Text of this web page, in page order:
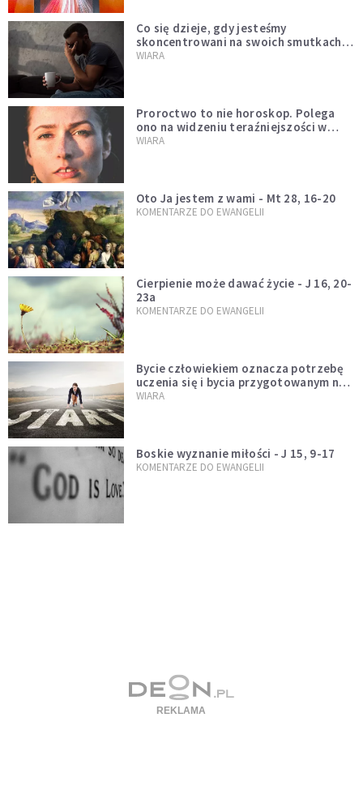
Co się dzieje, gdy jesteśmy
skoncentrowani na swoich smutkach?
Mówi o tym św. Jan
WIARA
Proroctwo to nie horoskop. Polega
ono na widzeniu teraźniejszości w
świetle przeszłości Jezusa
WIARA
Oto Ja jestem z wami - Mt 28, 16-20
KOMENTARZE DO EWANGELII
Cierpienie może dawać życie - J 16, 20-
23a
KOMENTARZE DO EWANGELII
Bycie człowiekiem oznacza potrzebę
uczenia się i bycia przygotowanym na
nowość każdej sytuacji
WIARA
Boskie wyznanie miłości - J 15, 9-17
KOMENTARZE DO EWANGELII